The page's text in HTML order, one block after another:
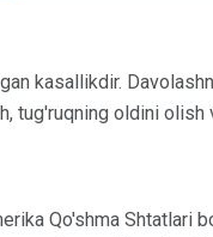
kasallikdir.
tug'ruqning oldini
Qo'shma Shtatlari